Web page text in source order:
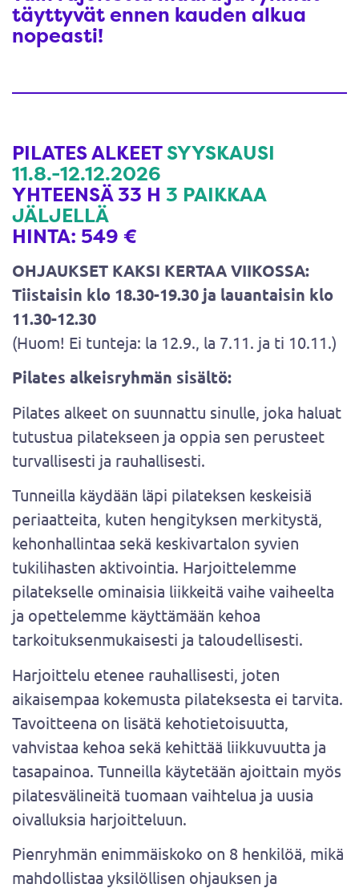
täyttyvät ennen kauden alkua
nopeasti!
PILATES ALKEETSYYSKAUSI
11.8.-12.12.2026
YHTEENSÄ 33 H ​​​​​​​ 3 PAIKKAA
JÄLJELLÄ
HINTA: 549 €
OHJAUKSET KAKSI KERTAA VIIKOSSA:
Tiistaisin klo 18.30-19.30 ja lauantaisin klo
11.30-12.30
(Huom! Ei tunteja: la 12.9., la 7.11. ja ti 10.11.)
Pilates alkeisryhmän sisältö​​​​​​​:
Pilates alkeet on suunnattu sinulle, joka haluat
tutustua pilatekseen ja oppia sen perusteet
turvallisesti ja rauhallisesti.
Tunneilla käydään läpi pilateksen keskeisiä
periaatteita, kuten hengityksen merkitystä,
kehonhallintaa sekä keskivartalon syvien
tukilihasten aktivointia. Harjoittelemme
pilatekselle ominaisia liikkeitä vaihe vaiheelta
ja opettelemme käyttämään kehoa
tarkoituksenmukaisesti ja taloudellisesti.
Harjoittelu etenee rauhallisesti, joten
aikaisempaa kokemusta pilateksesta ei tarvita.
Tavoitteena on lisätä kehotietoisuutta,
vahvistaa kehoa sekä kehittää liikkuvuutta ja
tasapainoa. Tunneilla käytetään ajoittain myös
pilatesvälineitä tuomaan vaihtelua ja uusia
oivalluksia harjoitteluun.
Pienryhmän enimmäiskoko on 8 henkilöä, mikä
mahdollistaa yksilöllisen ohjauksen ja